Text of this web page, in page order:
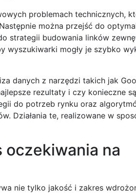
problemach technicznych,
można przejść do
strategii budowania linków
wyszukiwarki mogły je szybko
danych z narzędzi takich jak
rezultaty i czy konieczne
do potrzeb rynku oraz
Działania te, realizowane w
oczekiwania na
nie tylko jakość i zakres